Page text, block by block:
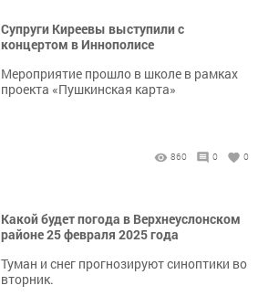
Супруги Киреевы выступили с
концертом в Иннополисе
Мероприятие прошло в школе в рамках
проекта «Пушкинская карта»
860 0 0
Какой будет погода в Верхнеуслонском
районе 25 февраля 2025 года
Туман и снег прогнозируют синоптики во
вторник.